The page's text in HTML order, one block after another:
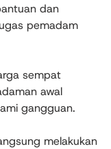
dan
pemadam
sempat
awal
gangguan.
melakukan